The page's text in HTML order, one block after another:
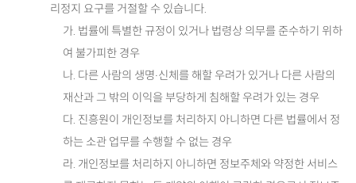
리정지 요구를 거절할 수 있습니다.
가. 법률에 특별한 규정이 있거나 법령상 의무를 준수하기 위하
여 불가피한 경우
나. 다른 사람의 생명·신체를 해할 우려가 있거나 다른 사람의
재산과 그 밖의 이익을 부당하게 침해할 우려가 있는 경우
다. 진흥원이 개인정보를 처리하지 아니하면 다른 법률에서 정
하는 소관 업무를 수행할 수 없는 경우
라. 개인정보를 처리하지 아니하면 정보주체와 약정한 서비스